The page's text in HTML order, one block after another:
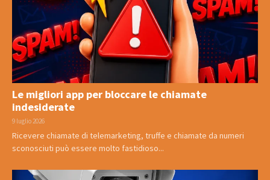
Le migliori app per bloccare le chiamate
indesiderate
9 luglio 2026
Ricevere chiamate di telemarketing, truffe e chiamate da numeri
sconosciuti può essere molto fastidioso...